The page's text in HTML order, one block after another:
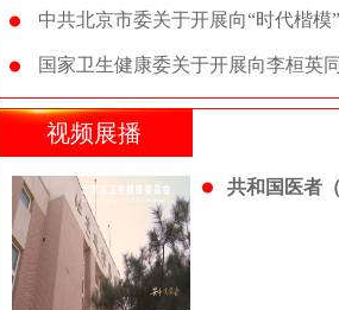
中共北京市委关于开展向“时代楷
国家卫生健康委关于开展向李桓英
视频展播
共和国医者